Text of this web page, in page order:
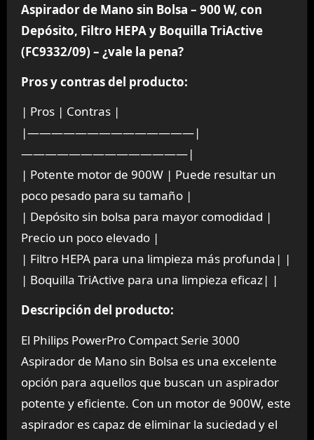
Aspirador de Mano sin Bolsa – 900 W, con
Depósito, Filtro HEPA y Boquilla TriActive
(FC9332/09) – ¿vale la pena?
Pros y contras del producto:
| Pros | Contras |
|——————————————|
——————————————|
| Potente motor de 900W | Puede resultar un
poco pesado para su tamaño |
| Depósito sin bolsa para mayor comodidad |
Precio un poco elevado |
| Filtro HEPA para una limpieza más profunda| |
| Boquilla TriActive para una limpieza eficaz| |
Descripción del producto:
El Philips PowerPro Compact Serie 3000
Aspirador de Mano sin Bolsa es una excelente
opción para aquellos que buscan un aspirador
potente y eficiente. Con un motor de 900W, este
aspirador es capaz de eliminar la suciedad y el